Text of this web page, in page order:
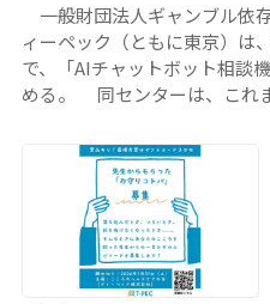
一般財団法人ギャンブル依
ィーペック（ともに東京）は
で、「AIチャットボット相談
める。 同センターは、これ